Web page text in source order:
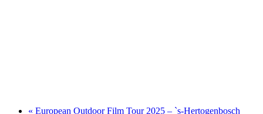
« European Outdoor Film Tour 2025 – `s-Hertogenbosch